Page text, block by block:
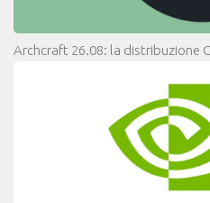
Archcraft 26.08: la distribuzione